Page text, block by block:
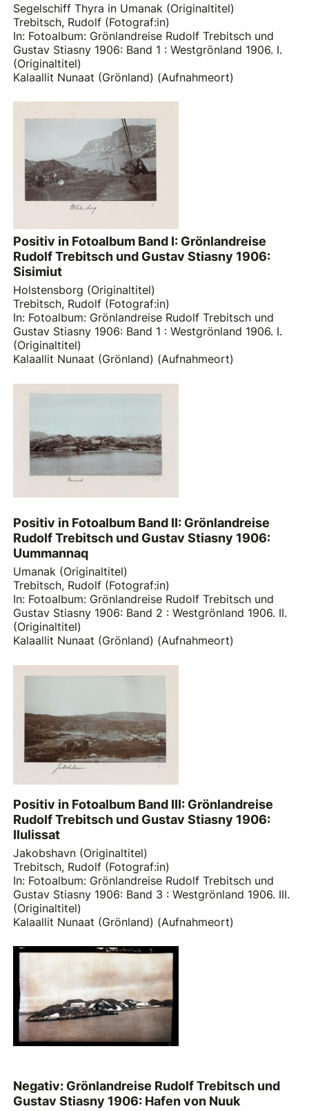
Segelschiff Thyra in Umanak (Originaltitel)
Trebitsch, Rudolf (Fotograf:in)
In: Fotoalbum: Grönlandreise Rudolf Trebitsch und
Gustav Stiasny 1906: Band 1 : Westgrönland 1906. I.
(Originaltitel)
Kalaallit Nunaat (Grönland) (Aufnahmeort)
Positiv in Fotoalbum Band I: Grönlandreise
Rudolf Trebitsch und Gustav Stiasny 1906:
Sisimiut
Holstensborg (Originaltitel)
Trebitsch, Rudolf (Fotograf:in)
In: Fotoalbum: Grönlandreise Rudolf Trebitsch und
Gustav Stiasny 1906: Band 1 : Westgrönland 1906. I.
(Originaltitel)
Kalaallit Nunaat (Grönland) (Aufnahmeort)
Positiv in Fotoalbum Band II: Grönlandreise
Rudolf Trebitsch und Gustav Stiasny 1906:
Uummannaq
Umanak (Originaltitel)
Trebitsch, Rudolf (Fotograf:in)
In: Fotoalbum: Grönlandreise Rudolf Trebitsch und
Gustav Stiasny 1906: Band 2 : Westgrönland 1906. II.
(Originaltitel)
Kalaallit Nunaat (Grönland) (Aufnahmeort)
Positiv in Fotoalbum Band III: Grönlandreise
Rudolf Trebitsch und Gustav Stiasny 1906:
Ilulissat
Jakobshavn (Originaltitel)
Trebitsch, Rudolf (Fotograf:in)
In: Fotoalbum: Grönlandreise Rudolf Trebitsch und
Gustav Stiasny 1906: Band 3 : Westgrönland 1906. III.
(Originaltitel)
Kalaallit Nunaat (Grönland) (Aufnahmeort)
Negativ: Grönlandreise Rudolf Trebitsch und
Gustav Stiasny 1906: Hafen von Nuuk